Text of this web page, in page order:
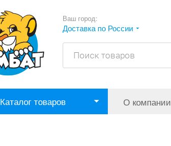
Ваш город:
Доставка по России
Каталог товаров О компании